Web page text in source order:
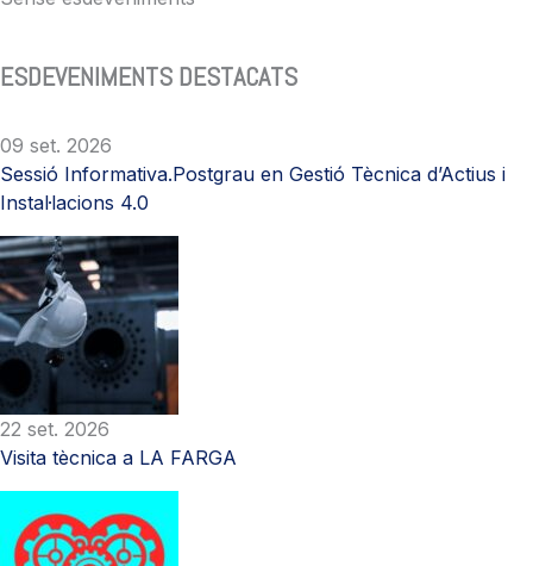
ESDEVENIMENTS DESTACATS
09 set. 2026
Sessió Informativa.Postgrau en Gestió Tècnica d’Actius i
Instal·lacions 4.0
22 set. 2026
Visita tècnica a LA FARGA